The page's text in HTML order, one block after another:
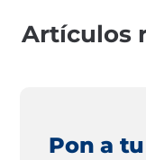
Artículos
Pon a